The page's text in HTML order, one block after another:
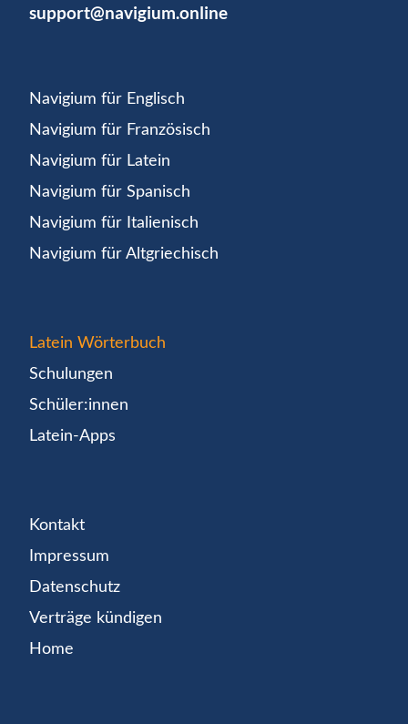
support@navigium.online
Navigium für Englisch
Navigium für Französisch
Navigium für Latein
Navigium für Spanisch
Navigium für Italienisch
Navigium für Altgriechisch
Latein Wörterbuch
Schulungen
Schüler:innen
Latein-Apps
Kontakt
Impressum
Datenschutz
Verträge kündigen
Home